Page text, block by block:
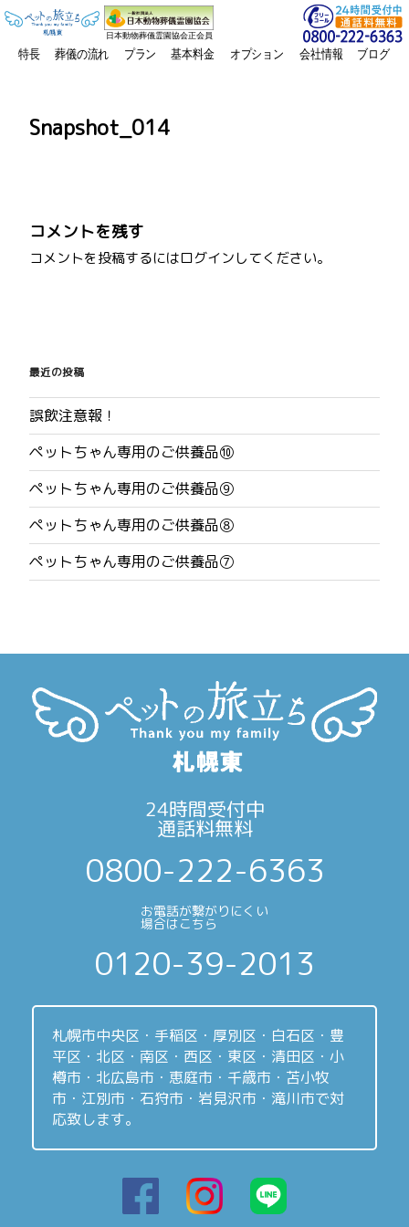
日本動物葬儀霊園協会正会員
特長 葬儀の流れ プラン 基本料金 オプション 会社情報 ブログ
Snapshot_014
コメントを残す
コメントを投稿するにはログインしてください。
稿
ナ
ビ
ゲ
ー
シ
ョ
最近の投稿
誤飲注意報！
ペットちゃん専用のご供養品⑩
ペットちゃん専用のご供養品⑨
ペットちゃん専用のご供養品⑧
ペットちゃん専用のご供養品⑦
24時間受付中
通話料無料
0800-222-6363
お電話が繋がりにくい
場合はこちら
0120-39-2013
札幌市中央区・手稲区・厚別区・白石区・豊
平区・北区・南区・西区・東区・清田区・小
樽市・北広島市・恵庭市・千歳市・苫小牧
市・江別市・石狩市・岩見沢市・滝川市で対
応致します。